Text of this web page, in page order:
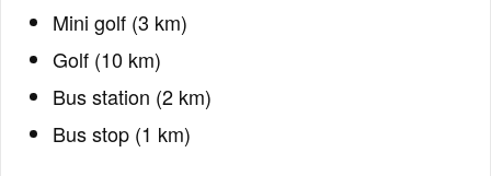
Mini golf (3 km)
Golf (10 km)
Bus station (2 km)
Bus stop (1 km)